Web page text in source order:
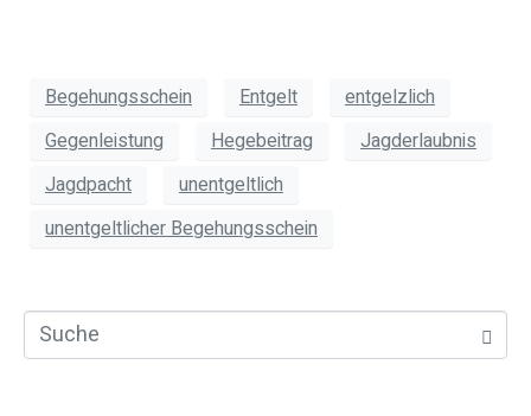
Begehungsschein Entgelt
entgelzlich
Gegenleistung
Hegebeitrag
Jagderlaubnis
Jagdpacht
unentgeltlich
unentgeltlicher Begehungsschein